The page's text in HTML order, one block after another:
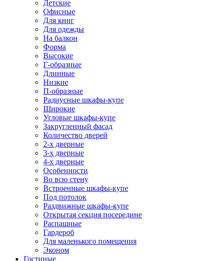
Детские
Офисные
Для книг
Для одежды
На балкон
Форма
Высокие
Г-образные
Длинные
Низкие
П-образные
Радиусные шкафы-купе
Широкие
Угловые шкафы-купе
Закругленный фасад
Количество дверей
2-х дверные
3-х дверные
4-х дверные
Особенности
Во всю стену
Встроенные шкафы-купе
Под потолок
Раздвижные шкафы-купе
Открытая секция посередине
Распашные
Гардероб
Для маленького помещения
Эконом
Гостиные